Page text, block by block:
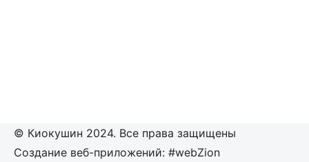
© Киокушин 2024. Все права защищены
Создание веб-приложений: #webZion